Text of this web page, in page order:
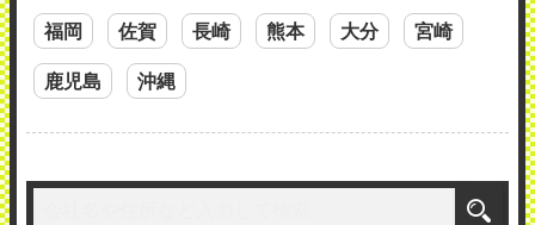
福岡 佐賀 長崎 熊本 大分 宮崎
鹿児島 沖縄